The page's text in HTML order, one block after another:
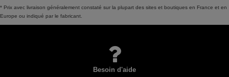
* Prix avec livraison généralement constaté sur la plupart des sites et boutiques en France et en
Europe ou indiqué par le fabricant.
Besoin d'aide